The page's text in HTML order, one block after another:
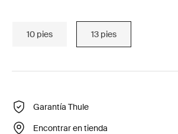
10 pies 13 pies
Garantía Thule
Encontrar en tienda